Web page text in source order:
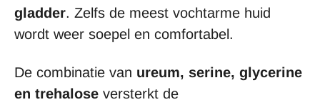
gladder. Zelfs de meest vochtarme huid
wordt weer soepel en comfortabel.
De combinatie van ureum, serine, glycerine
en trehalose versterkt de